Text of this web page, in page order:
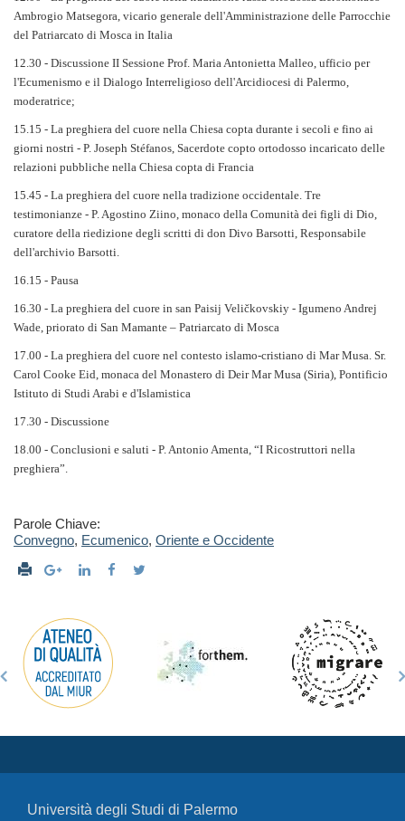
Ambrogio Matsegora, vicario generale dell'Amministrazione delle Parrocchie
del Patriarcato di Mosca in Italia
12.30 - Discussione II Sessione Prof. Maria Antonietta Malleo, ufficio per
l'Ecumenismo e il Dialogo Interreligioso dell'Arcidiocesi di Palermo,
moderatrice;
15.15 - La preghiera del cuore nella Chiesa copta durante i secoli e fino ai
giorni nostri - P. Joseph Stéfanos, Sacerdote copto ortodosso incaricato delle
relazioni pubbliche nella Chiesa copta di Francia
15.45 - La preghiera del cuore nella tradizione occidentale. Tre
testimonianze - P. Agostino Ziino, monaco della Comunità dei figli di Dio,
curatore della riedizione degli scritti di don Divo Barsotti, Responsabile
dell'archivio Barsotti.
16.15 - Pausa
16.30 - La preghiera del cuore in san Paisij Veličkovskiy - Igumeno Andrej
Wade, priorato di San Mamante – Patriarcato di Mosca
17.00 - La preghiera del cuore nel contesto islamo-cristiano di Mar Musa. Sr.
Carol Cooke Eid, monaca del Monastero di Deir Mar Musa (Siria), Pontificio
Istituto di Studi Arabi e d'Islamistica
17.30 - Discussione
18.00 - Conclusioni e saluti - P. Antonio Amenta, “I Ricostruttori nella
preghiera”.
Parole Chiave:
Convegno, Ecumenico, Oriente e Occidente
Università degli Studi di Palermo